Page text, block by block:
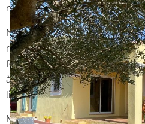
nature, du patrimoine et de la
Notre agence vous propose
réserve d’un droit d’usage et
femme de 86 ans. En viager
à vivre dans son logement
libération par anticipation de
Montant estimé des dépenses